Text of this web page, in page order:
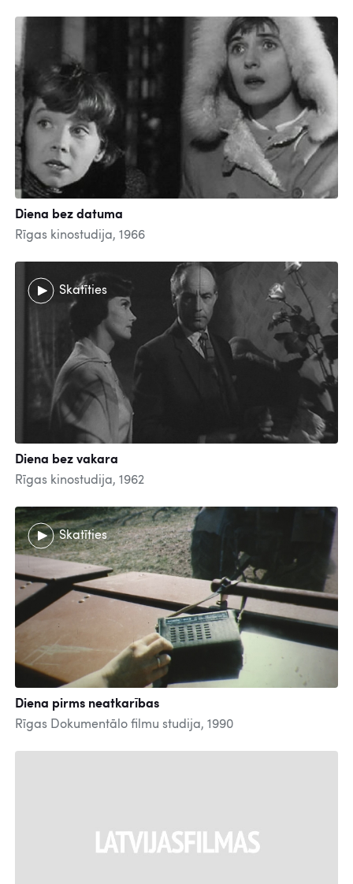
Diena bez datuma
Rīgas kinostudija, 1966
Skatīties
Diena bez vakara
Rīgas kinostudija, 1962
Skatīties
Diena pirms neatkarības
Rīgas Dokumentālo filmu studija, 1990